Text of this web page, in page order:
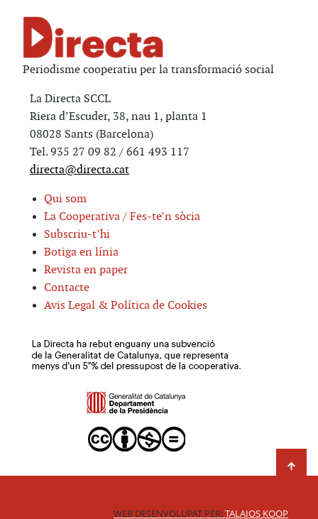
Periodisme cooperatiu per la transformació social
La Directa SCCL
Riera d’Escuder, 38, nau 1, planta 1
08028 Sants (Barcelona)
Tel. 935 27 09 82 / 661 493 117
directa@directa.cat
Qui som
La Cooperativa / Fes-te’n sòcia
Subscriu-t’hi
Botiga en línia
Revista en paper
Contacte
Avis Legal & Política de Cookies
WEB DESENVOLUPAT PER:TALAIOS KOOP